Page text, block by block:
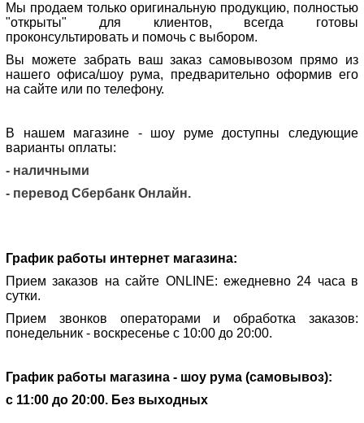
Мы продаем только оригинальную продукцию, полностью
"открыты" для клиентов, всегда готовы
проконсультировать и помочь с выбором.
Вы можете забрать ваш заказ самовывозом прямо из
нашего офиса/шоу рума, предварительно оформив его
на сайте или по телефону.
В нашем магазине - шоу руме доступны следующие
варианты оплаты:
- наличными
- перевод Сбербанк Онлайн.
График работы интернет магазина:
Прием заказов на сайте ONLINE: ежедневно 24 часа в
сутки.
Прием звонков операторами и обработка заказов:
понедельник - воскресенье с 10:00 до 20:00.
График работы магазина - шоу рума (cамовывоз):
c 11:00 до 20:00. Без выходных